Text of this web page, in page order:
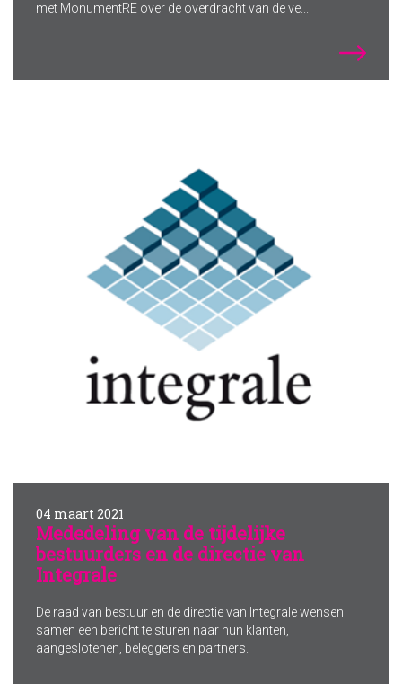
met MonumentRE over de overdracht van de ve...
04 maart 2021
Mededeling van de tijdelijke
bestuurders en de directie van
Integrale
De raad van bestuur en de directie van Integrale wensen
samen een bericht te sturen naar hun klanten,
aangeslotenen, beleggers en partners.